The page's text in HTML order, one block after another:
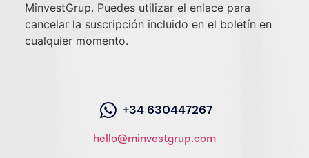
MinvestGrup. Puedes utilizar el enlace para
cancelar la suscripción incluido en el boletín en
cualquier momento.
+34 630447267
hello@minvestgrup.com